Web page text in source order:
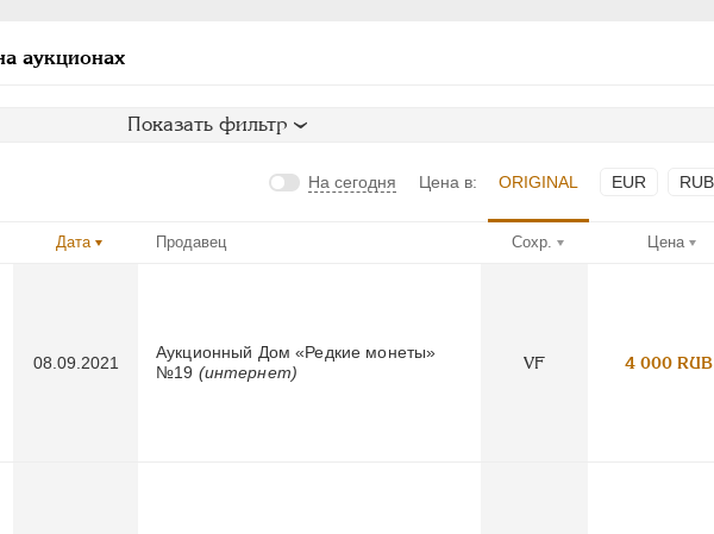
аукционах
Показать фильтр
На сегодня Цена в: ORIGINAL EUR RUB
Дата Продавец Сохр. Цена
08.09.2021
Аукционный Дом «Редкие монеты»
№19 (интернет)
VF 4 000 RUB